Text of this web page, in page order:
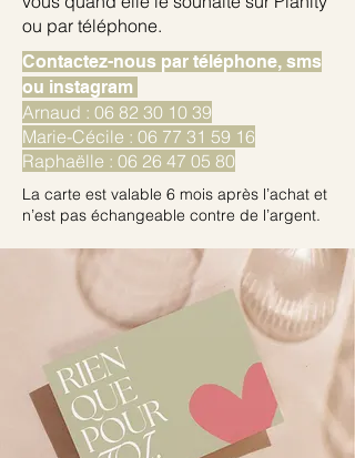
ou par téléphone.
Contactez-nous par téléphone, sms
ou instagram
Arnaud : 06 82 30 10 39
Marie-Cécile : 06 77 31 59 16
Raphaëlle : 06 26 47 05 80
La carte est valable 6 mois après l’achat et
n’est pas échangeable contre de l’argent.